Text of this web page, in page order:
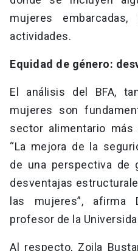
mujeres
actividades.
Equidad de género:
El análisis del BFA,
mujeres son
sector alimentario
“La mejora de la
de una perspectiva de
desventajas
las mujeres”,
profesor de la
Al respecto, Zoila